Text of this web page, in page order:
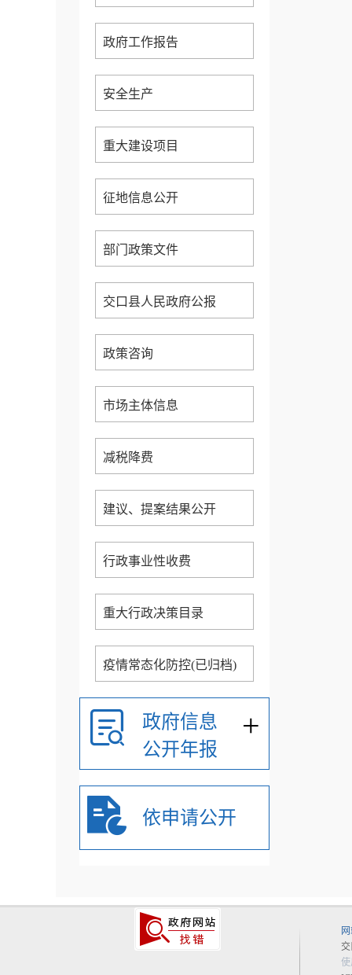
政府工作报告
安全生产
重大建设项目
征地信息公开
部门政策文件
交口县人民政府公报
政策咨询
市场主体信息
减税降费
建议、提案结果公开
行政事业性收费
重大行政决策目录
疫情常态化防控(已归档)
政府信息
公开年报
+
依申请公开